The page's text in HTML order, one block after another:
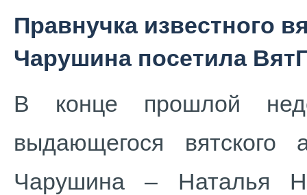
Правнучка известного
Чарушина посетила
В конце прошлой
выдающегося вятского
Чарушина – Наталья